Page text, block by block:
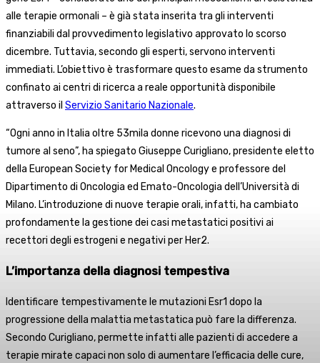
alle terapie ormonali – è già stata inserita tra gli interventi
finanziabili dal provvedimento legislativo approvato lo scorso
dicembre. Tuttavia, secondo gli esperti, servono interventi
immediati. L’obiettivo è trasformare questo esame da strumento
confinato ai centri di ricerca a reale opportunità disponibile
attraverso il Servizio Sanitario Nazionale.
“Ogni anno in Italia oltre 53mila donne ricevono una diagnosi di
tumore al seno”, ha spiegato Giuseppe Curigliano, presidente eletto
della European Society for Medical Oncology e professore del
Dipartimento di Oncologia ed Emato-Oncologia dell’Università di
Milano. L’introduzione di nuove terapie orali, infatti, ha cambiato
profondamente la gestione dei casi metastatici positivi ai
recettori degli estrogeni e negativi per Her2.
L’importanza della diagnosi tempestiva
Identificare tempestivamente le mutazioni Esr1 dopo la
progressione della malattia metastatica può fare la differenza.
Secondo Curigliano, permette infatti alle pazienti di accedere a
terapie mirate capaci non solo di aumentare l’efficacia delle cure,